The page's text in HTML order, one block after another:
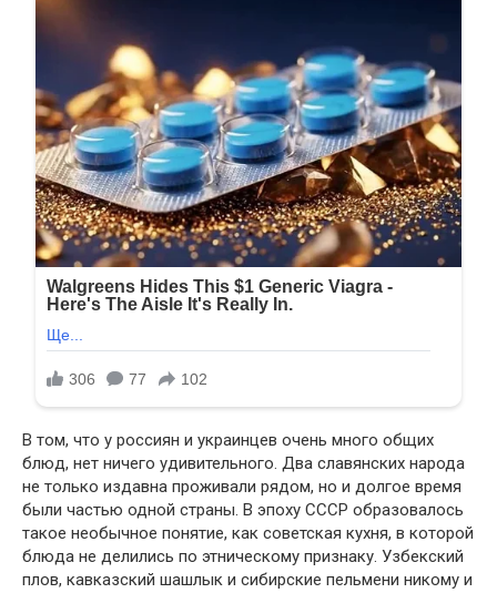
В том, что у россиян и украинцев очень много общих
блюд, нет ничего удивительного. Два славянских народа
не только издавна проживали рядом, но и долгое время
были частью одной страны. В эпоху СССР образовалось
такое необычное понятие, как советская кухня, в которой
блюда не делились по этническому признаку. Узбекский
плов, кавказский шашлык и сибирские пельмени никому и